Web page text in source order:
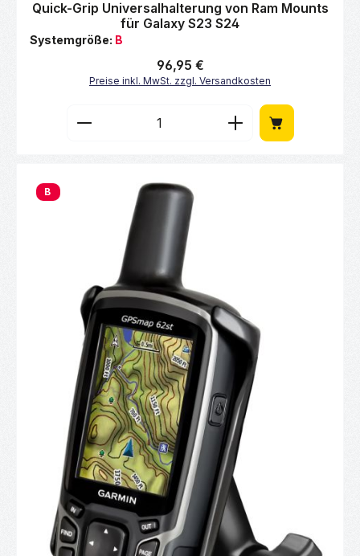
Durchschnittliche Bewertung von 0 von 5 Sternen
Quick-Grip Universalhalterung von Ram Mounts
für Galaxy S23 S24
Systemgröße: B
Regulärer Preis:
96,95 €
Preise inkl. MwSt. zzgl. Versandkosten
Produkt Anzahl: Gib den gewünschten
B